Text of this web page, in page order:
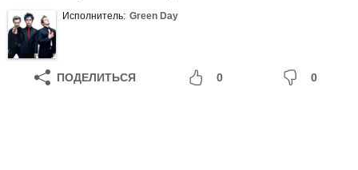
Исполнитель: Green Day
ПОДЕЛИТЬСЯ 0 0